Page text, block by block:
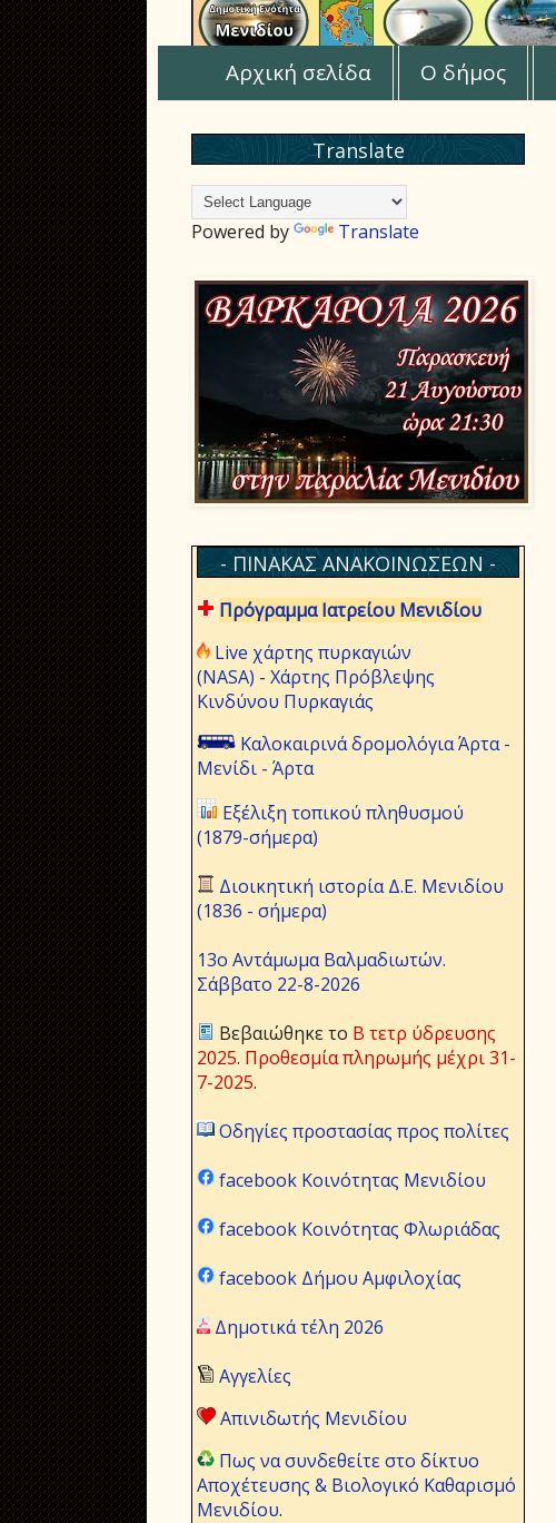
Αρχική σελίδα Ο δήμος
Translate
Powered by Translate
- ΠΙΝΑΚΑΣ ΑΝΑΚΟΙΝΩΣΕΩΝ -
Πρόγραμμα Ιατρείου Μενιδίου
Live χάρτης πυρκαγιών
(NASA) - Χάρτης Πρόβλεψης
Κινδύνου Πυρκαγιάς
Καλοκαιρινά δρομολόγια Άρτα -
Μενίδι - Άρτα
Εξέλιξη τοπικού πληθυσμού
(1879-σήμερα)
Διοικητική ιστορία Δ.Ε. Μενιδίου
(1836 - σήμερα)
13ο Αντάμωμα Βαλμαδιωτών.
Σάββατο 22-8-2026
Βεβαιώθηκε το Β τετρ ύδρευσης
2025. Προθεσμία πληρωμής μέχρι 31-
7-2025.
Οδηγίες προστασίας προς πολίτες
facebook Κοινότητας Μενιδίου
facebook Κοινότητας Φλωριάδας
facebook Δήμου Αμφιλοχίας
Δημοτικά τέλη 2026
Αγγελίες
Απινιδωτής Μενιδίου
Πως να συνδεθείτε στο δίκτυο
Αποχέτευσης & Βιολογικό Καθαρισμό
Μενιδίου.